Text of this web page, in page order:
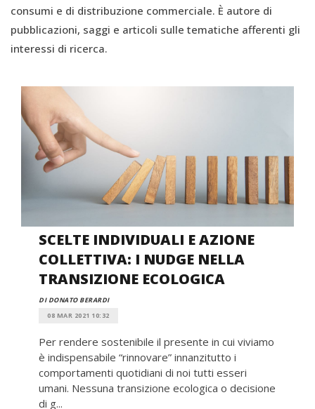
consumi e di distribuzione commerciale. È autore di
pubblicazioni, saggi e articoli sulle tematiche afferenti gli
interessi di ricerca.
SCELTE INDIVIDUALI E AZIONE
COLLETTIVA: I NUDGE NELLA
TRANSIZIONE ECOLOGICA
DI DONATO BERARDI
08 MAR 2021 10:32
Per rendere sostenibile il presente in cui viviamo
è indispensabile “rinnovare” innanzitutto i
comportamenti quotidiani di noi tutti esseri
umani. Nessuna transizione ecologica o decisione
di g...